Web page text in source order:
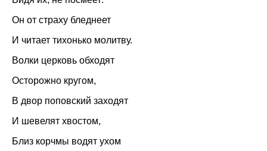
Он от страху бледнеет
И читает тихонько молитву.
Волки церковь обходят
Осторожно кругом,
В двор поповский заходят
И шевелят хвостом,
Близ корчмы водят ухом